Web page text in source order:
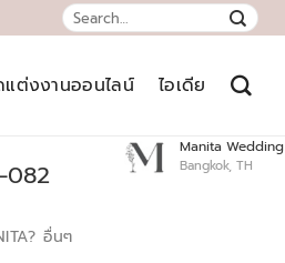
Search
for:
แต่งงานออนไลน์ ไอเดีย
082
Manita Wedding
Bangkok, TH
อื่นๆ